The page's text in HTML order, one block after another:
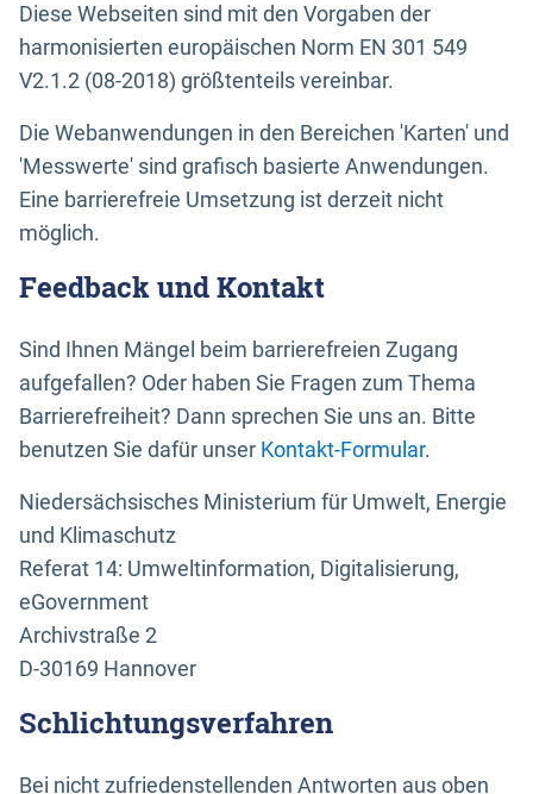
Diese Webseiten sind mit den Vorgaben der
harmonisierten europäischen Norm EN 301 549
V2.1.2 (08-2018) größtenteils vereinbar.
Die Webanwendungen in den Bereichen 'Karten' und
'Messwerte' sind grafisch basierte Anwendungen.
Eine barrierefreie Umsetzung ist derzeit nicht
möglich.
Feedback und Kontakt
Sind Ihnen Mängel beim barrierefreien Zugang
aufgefallen? Oder haben Sie Fragen zum Thema
Barrierefreiheit? Dann sprechen Sie uns an. Bitte
benutzen Sie dafür unser Kontakt-Formular.
Niedersächsisches Ministerium für Umwelt, Energie
und Klimaschutz
Referat 14: Umweltinformation, Digitalisierung,
eGovernment
Archivstraße 2
D-30169 Hannover
Schlichtungsverfahren
Bei nicht zufriedenstellenden Antworten aus oben